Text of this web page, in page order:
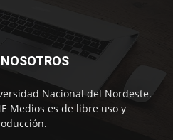
Nacional del Nordeste.
Medios es de libre uso y